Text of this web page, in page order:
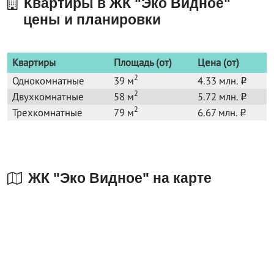
цены и планировки
Квартиры Площадь (от)
Цена (от)
Однокомнатные
39 м2 4.33 млн. o
Двухкомнатные 58 м2 5.72 млн. o
Трехкомнатные 79 м2 6.67 млн. o
ЖК "Эко Видное" на карте